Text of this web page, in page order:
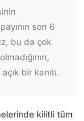
son 6
bu da çok
bir kanıtı.
kilitli tüm